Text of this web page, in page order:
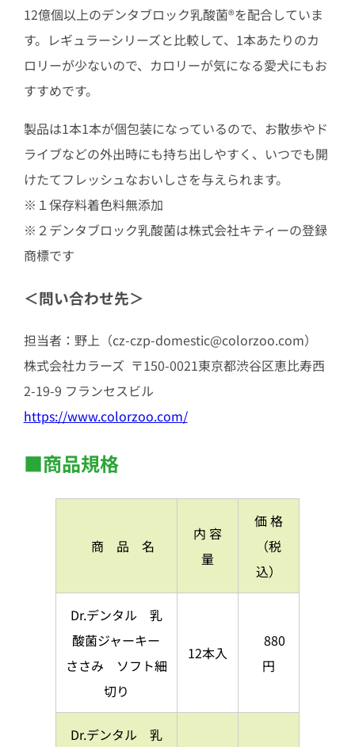
12億個以上のデンタブロック乳酸菌®を配合していま
す。レギュラーシリーズと比較して、1本あたりのカ
ロリーが少ないので、カロリーが気になる愛犬にもお
すすめです。
製品は1本1本が個包装になっているので、お散歩やド
ライブなどの外出時にも持ち出しやすく、いつでも開
けたてフレッシュなおいしさを与えられます。
※１保存料着色料無添加
※２デンタブロック乳酸菌は株式会社キティーの登録
商標です
＜問い合わせ先＞
担当者：野上（cz-czp-domestic@colorzoo.com）
株式会社カラーズ 〒150-0021東京都渋谷区恵比寿西
2-19-9 フランセスビル
https://www.colorzoo.com/
■商品規格
商 品 名
内 容
量
価 格
（税
込）
Dr.デンタル 乳
酸菌ジャーキー
ささみ ソフト細
切り
12本入
880
円
Dr.デンタル 乳